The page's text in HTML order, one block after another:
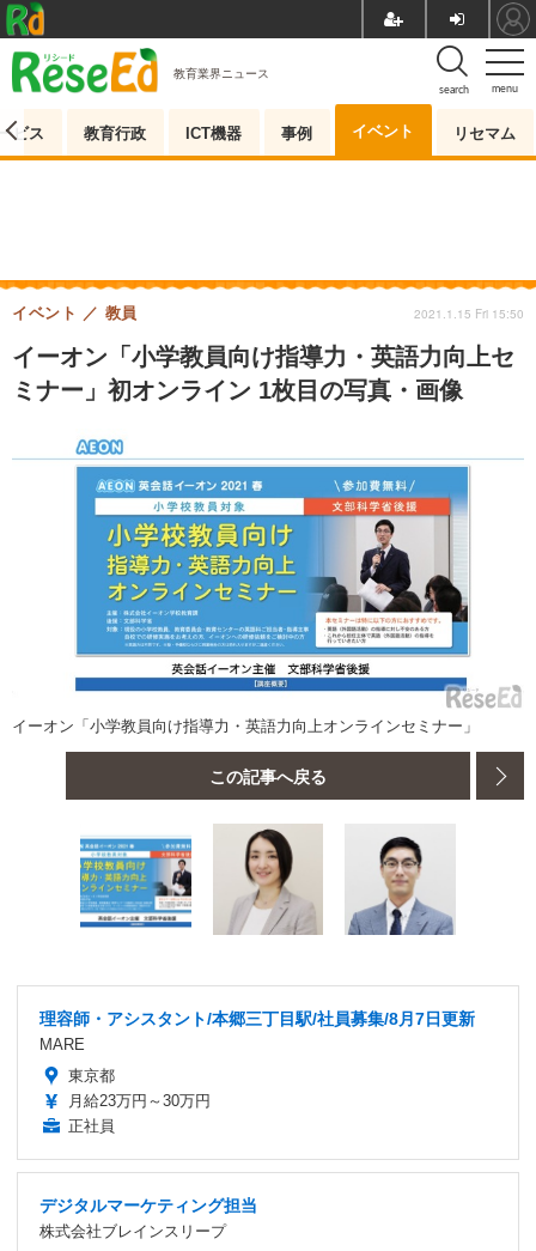
menu
search
教育業界ニュース
ビス 教育行政 ICT機器 事例 イベント リセマム
イーオン「小学教員向け指導力・英語力向上セ
ミナー」初オンライン 1枚目の写真・画像
イベント 教員 2021.1.15 Fri 15:50
イーオン「小学教員向け指導力・英語力向上オンラインセミナー」
この記事へ戻る
理容師・アシスタント/本郷三丁目駅/社員募集/8月7日更新
MARE
東京都
月給23万円～30万円
正社員
デジタルマーケティング担当
株式会社ブレインスリープ